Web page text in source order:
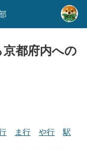
京都府内への
ま行 や行 駅